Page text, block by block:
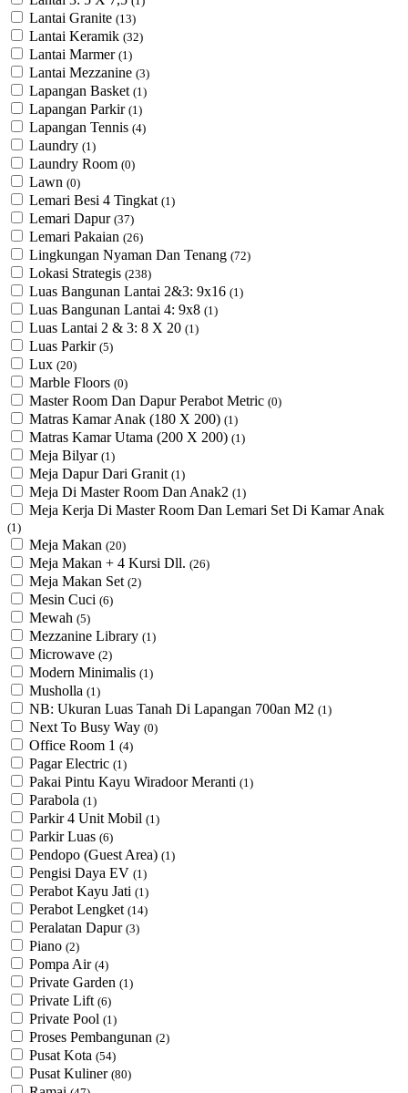
Lantai Granite (13)
Lantai Keramik (32)
Lantai Marmer (1)
Lantai Mezzanine (3)
Lapangan Basket (1)
Lapangan Parkir (1)
Lapangan Tennis (4)
Laundry (1)
Laundry Room (0)
Lawn (0)
Lemari Besi 4 Tingkat (1)
Lemari Dapur (37)
Lemari Pakaian (26)
Lingkungan Nyaman Dan Tenang (72)
Lokasi Strategis (238)
Luas Bangunan Lantai 2&3: 9x16 (1)
Luas Bangunan Lantai 4: 9x8 (1)
Luas Lantai 2 & 3: 8 X 20 (1)
Luas Parkir (5)
Lux (20)
Marble Floors (0)
Master Room Dan Dapur Perabot Metric (0)
Matras Kamar Anak (180 X 200) (1)
Matras Kamar Utama (200 X 200) (1)
Meja Bilyar (1)
Meja Dapur Dari Granit (1)
Meja Di Master Room Dan Anak2 (1)
Meja Kerja Di Master Room Dan Lemari Set Di Kamar Anak
(1)
Meja Makan (20)
Meja Makan + 4 Kursi Dll. (26)
Meja Makan Set (2)
Mesin Cuci (6)
Mewah (5)
Mezzanine Library (1)
Microwave (2)
Modern Minimalis (1)
Musholla (1)
NB: Ukuran Luas Tanah Di Lapangan 700an M2 (1)
Next To Busy Way (0)
Office Room 1 (4)
Pagar Electric (1)
Pakai Pintu Kayu Wiradoor Meranti (1)
Parabola (1)
Parkir 4 Unit Mobil (1)
Parkir Luas (6)
Pendopo (Guest Area) (1)
Pengisi Daya EV (1)
Perabot Kayu Jati (1)
Perabot Lengket (14)
Peralatan Dapur (3)
Piano (2)
Pompa Air (4)
Private Garden (1)
Private Lift (6)
Private Pool (1)
Proses Pembangunan (2)
Pusat Kota (54)
Pusat Kuliner (80)